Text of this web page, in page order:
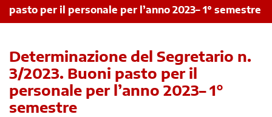
pasto per il personale per l’anno 2023– 1° semestre
Determinazione del Segretario n.
3/2023. Buoni pasto per il
personale per l’anno 2023– 1°
semestre